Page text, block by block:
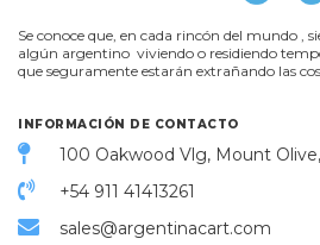
Se conoce que, en cada rincón del mundo ,
algún argentino viviendo o residiendo
que seguramente estarán extrañando las
INFORMACIÓN DE CONTACTO
100 Oakwood Vlg, Mount
+54 911 41413261
sales@argentinacart.com